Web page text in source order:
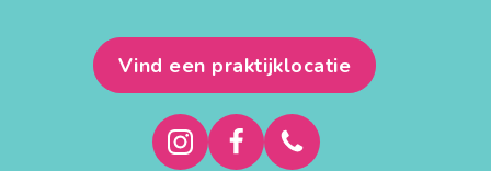
Vind een praktijklocatie